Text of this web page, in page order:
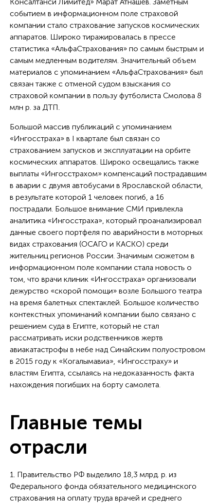
событием в информационном поле страховой
компании стало страхование запусков космических
аппаратов. Широко тиражировалась в прессе
статистика «АльфаСтрахования» по самым быстрым и
самым медленным водителям. Значительный объем
материалов с упоминанием «АльфаСтрахования» был
связан также с отменой судом взыскания со
страховой компании в пользу футболиста Смолова 8
млн р. за ДТП.
Большой массив публикаций с упоминанием
«Ингосстраха» в I квартале был связан со
страхованием запусков и эксплуатации на орбите
космических аппаратов. Широко освещались также
выплаты «Ингосстрахом» компенсаций пострадавшим
в аварии с двумя автобусами в Ярославской области,
в результате которой 1 человек погиб, а 16
пострадали. Большое внимание СМИ привлекла
аналитика «Ингосстраха», который проанализировал
данные своего портфеля по аварийности в моторных
видах страхования (ОСАГО и КАСКО) среди
жительниц регионов России. Значимым сюжетом в
информационном поле компании стала новость о
том, что врачи клиник «Ингосстраха» организовали
дежурство «скорой помощи» возле Большого театра
на время балетных спектаклей. Большое количество
контекстных упоминаний компании было связано с
решением суда в Египте, который не стал
рассматривать иски родственников жертв
авиакатастрофы в небе над Синайским полуостровом
в 2015 году к «Когалымавиа», «Ингосстраху» и
властям Египта, ссылаясь на недоказанность факта
нахождения погибших на борту самолета.
Главные темы
отрасли
1. Правительство РФ выделило 18,3 млрд. р. из
Федерального фонда обязательного медицинского
страхования на оплату труда врачей и среднего